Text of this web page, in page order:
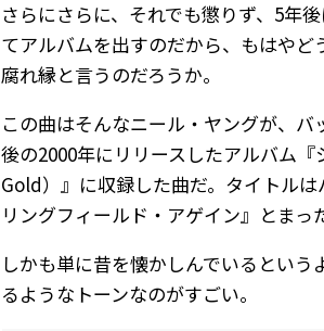
さらにさらに、それでも懲りず、5年
てアルバムを出すのだから、もはや
腐れ縁と言うのだろうか。
この曲はそんなニール・ヤングが、
後の2000年にリリースしたアルバム
Gold）』に収録した曲だ。タイトル
リングフィールド・アゲイン』とまっ
しかも単に昔を懐かしんでいるとい
るようなトーンなのがすごい。